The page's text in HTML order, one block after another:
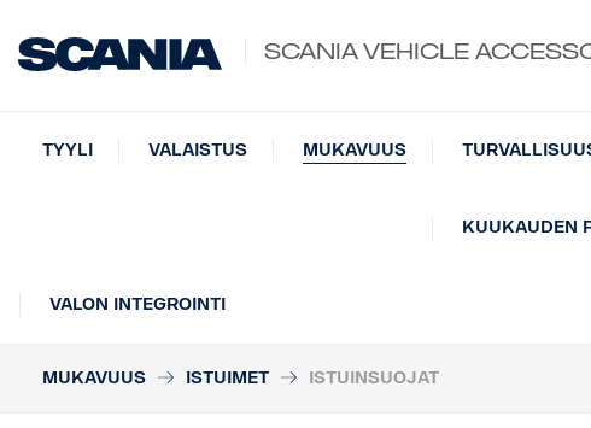
SCANIA VEHICLE
TYYLI VALAISTUS MUKAVUUS
KUUKAUDEN
VALON INTEGROINTI
MUKAVUUS ISTUIMET ISTUINSUOJAT